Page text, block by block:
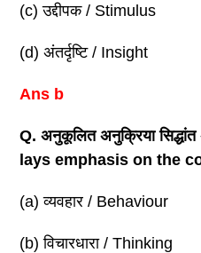
(c) उद्दीपक / Stimulus
(d) अंतर्दृष्टि / Insight
Ans b
Q. अनुकूलित अनुक्रिया
lays emphasis on the
(a) व्यवहार / Behaviour
(b) विचारधारा / Thinking